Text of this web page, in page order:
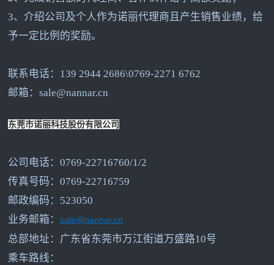
3、介绍公司及个人作为诺丽代理商且产生销售业绩，给
予一定比例的奖励。
联系电话：139 2944 2686\0769-2271 6762
邮箱：sale@nannar.cn
东莞市诺丽科技股份有限公司
公司电话：0769-22716760/1/2
传真号码：0769-22716759
邮政编码：523050
业务邮箱：sale@nannar.cn
总部地址：广东省东莞市万江街道万盛路10号
乘车路线：